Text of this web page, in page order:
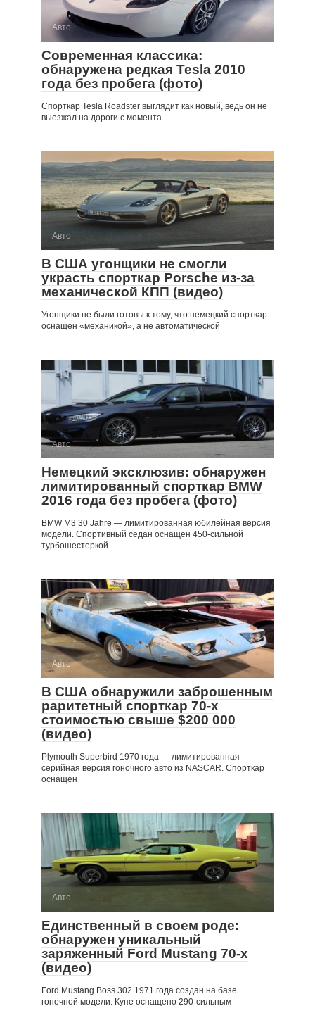
Авто
Современная классика:
обнаружена редкая Tesla 2010
года без пробега (фото)
Спорткар Tesla Roadster выглядит как новый, ведь он не
выезжал на дороги с момента
Авто
В США угонщики не смогли
украсть спорткар Porsche из-за
механической КПП (видео)
Угонщики не были готовы к тому, что немецкий спорткар
оснащен «механикой», а не автоматической
Авто
Немецкий эксклюзив: обнаружен
лимитированный спорткар BMW
2016 года без пробега (фото)
BMW M3 30 Jahre — лимитированная юбилейная версия
модели. Спортивный седан оснащен 450-сильной
турбошестеркой
Авто
В США обнаружили заброшенным
раритетный спорткар 70-х
стоимостью свыше $200 000
(видео)
Plymouth Superbird 1970 года — лимитированная
серийная версия гоночного авто из NASCAR. Спорткар
оснащен
Авто
Единственный в своем роде:
обнаружен уникальный
заряженный Ford Mustang 70-х
(видео)
Ford Mustang Boss 302 1971 года создан на базе
гоночной модели. Купе оснащено 290-сильным